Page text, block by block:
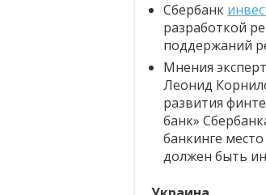
Сбербанк
разработкой
поддержаний
Мнения
Леонид
развития
банк»
банкинге
должен быть